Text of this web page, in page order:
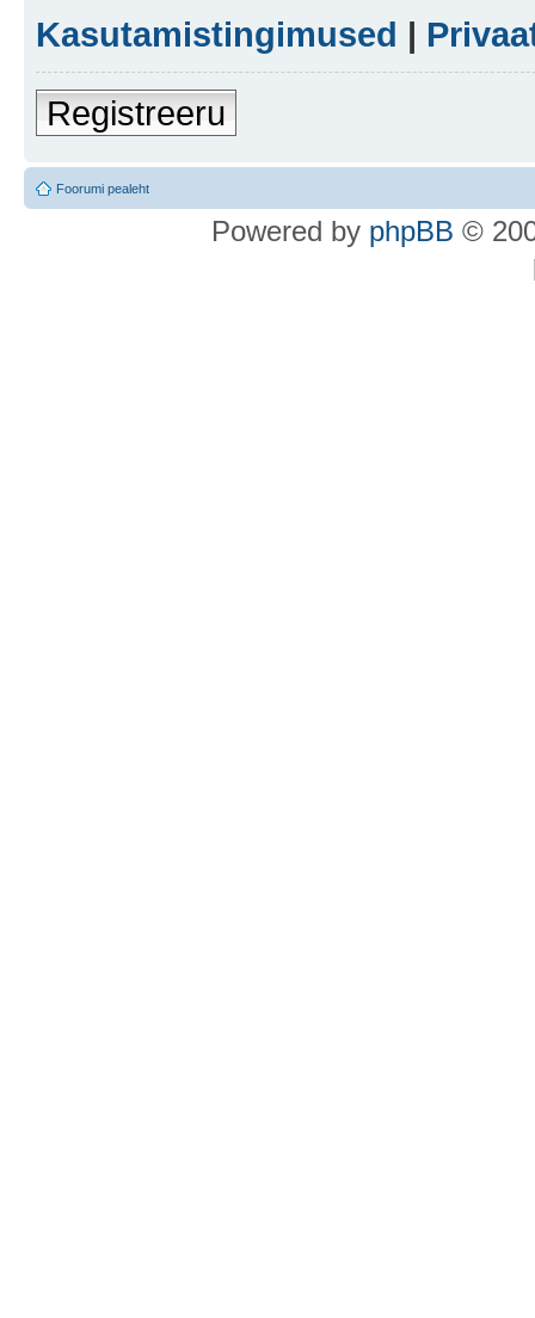
Kasutamistingimused |
Registreeru
Foorumi pealeht
Powered by phpBB ©